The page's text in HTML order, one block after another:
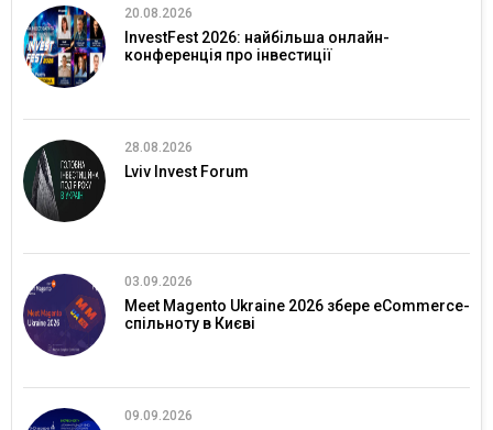
20.08.2026
InvestFest 2026: найбільша онлайн-
конференція про інвестиції
28.08.2026
Lviv Invest Forum
03.09.2026
Meet Magento Ukraine 2026 збере eCommerce-
спільноту в Києві
09.09.2026